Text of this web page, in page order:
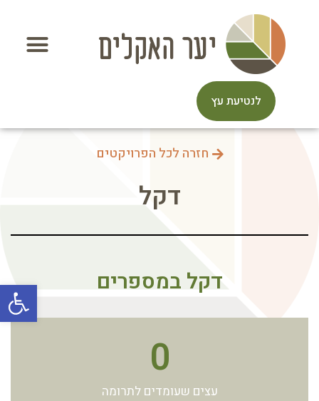
פתח
לנטיעת עץ
חזרה לכל הפרויקטים
דקל
דקל במספרים
0
עצים שעומדים לתרומה